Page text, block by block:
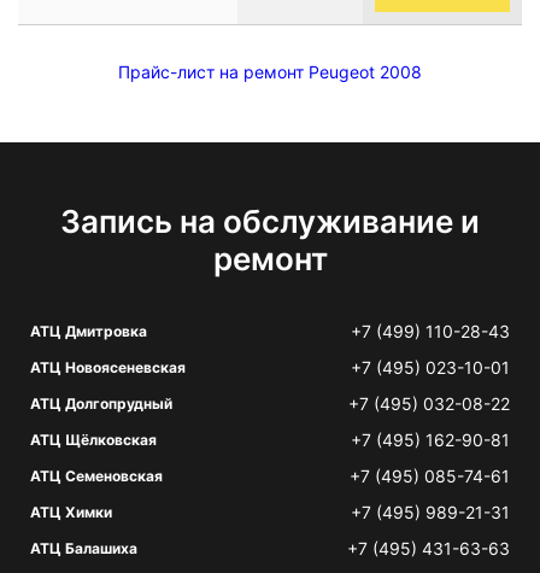
Прайс-лист на ремонт Peugeot 2008
Запись на обслуживание и
ремонт
АТЦ Дмитровка +7 (499) 110-28-43
АТЦ Новоясеневская +7 (495) 023-10-01
АТЦ Долгопрудный +7 (495) 032-08-22
АТЦ Щёлковская +7 (495) 162-90-81
АТЦ Семеновская +7 (495) 085-74-61
АТЦ Химки +7 (495) 989-21-31
АТЦ Балашиха +7 (495) 431-63-63